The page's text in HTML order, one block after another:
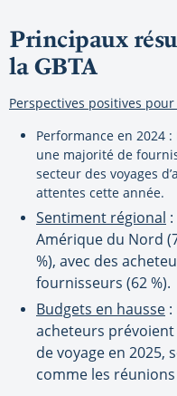
Principaux
la GBTA
Perspectives positives pour
Performance en 2024
une majorité de
secteur des voyages
attentes cette année.
Sentiment régional
Amérique du Nord
%), avec des
fournisseurs (62 %).
Budgets en hausse
acheteurs
de voyage en 2025,
comme les